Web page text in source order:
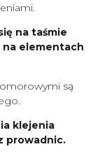
na taśmie
elementach
są
klejenia
prowadnic.